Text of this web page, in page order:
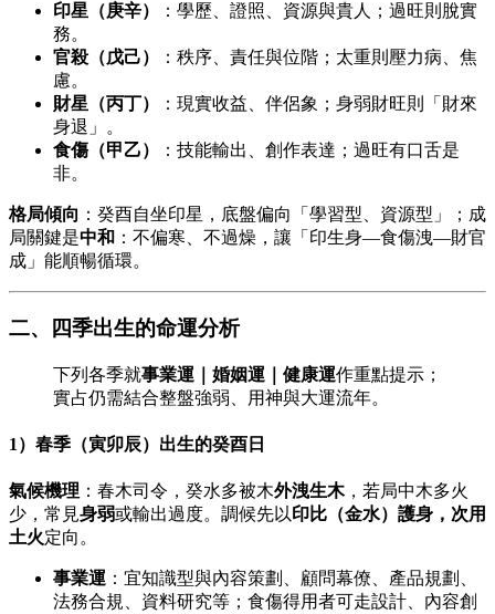
印星（庚辛）
：學歷、證照、資源與貴人；過旺則脫實
務。
官殺（戊己）
：秩序、責任與位階；太重則壓力病、焦
慮。
財星（丙丁）
：現實收益、伴侶象；身弱財旺則「財來
身退」。
食傷（甲乙）
：技能輸出、創作表達；過旺有口舌是
非。
格局傾向 ：癸酉自坐印星，底盤偏向「學習型、資源型」；成
局關鍵是中和 ：不偏寒、不過燥，讓「印生身—食傷洩—財官
成」能順暢循環。
二、四季出生的命運分析
下列各季就事業運｜婚姻運｜健康運作重點提示；
實占仍需結合整盤強弱、用神與大運流年。
1）春季（寅卯辰）出生的癸酉日
氣候機理 ：春木司令，癸水多被木外洩生木，若局中木多火
少，常見身弱或輸出過度。調候先以印比（金水） 護身，次用
土火定向。
事業運 ：宜知識型與內容策劃、顧問幕僚、產品規劃、
法務合規、資料研究等；食傷得用者可走設計、內容創